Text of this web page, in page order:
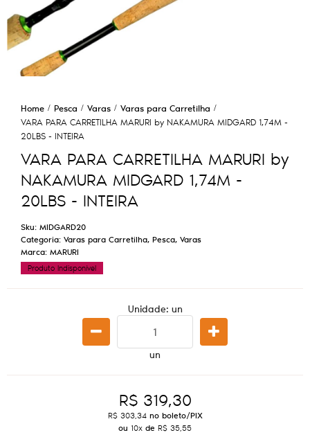
Home Pesca Varas
Varas para Carretilha
VARA PARA CARRETILHA MARURI by NAKAMURA MIDGARD 1,74M -
20LBS - INTEIRA
VARA PARA CARRETILHA MARURI by
NAKAMURA MIDGARD 1,74M -
20LBS - INTEIRA
Sku: MIDGARD20
Categoria: Varas para Carretilha, Pesca, Varas
Marca: MARURI
Produto Indisponível
Unidade: un
un
R$ 319,30
R$ 303,34no boleto/PIX
ou 10x de R$ 35,55